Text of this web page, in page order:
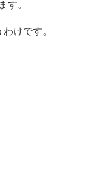
す。
けです。